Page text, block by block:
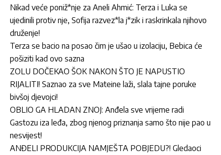
Nikad veće poniž*nje za Aneli Ahmić: Terza i Luka se
ujedinili protiv nje, Sofija razvez*la j*zik i raskrinkala njihovo
druženje!
Terza se bacio na posao čim je ušao u izolaciju, Bebica će
pošiziti kad ovo sazna
ZOLU DOČEKAO ŠOK NAKON ŠTO JE NAPUSTIO
RIJALITI! Saznao za sve Mateine laži, slala tajne poruke
bivšoj djevojci!
OBLIO GA HLADAN ZNOJ: Anđela sve vrijeme radi
Gastozu iza leđa, zbog njenog priznanja samo što nije pao u
nesvijest!
ANĐELI PRODUKCIJA NAMJEŠTA POBJEDU?! Gledaoci